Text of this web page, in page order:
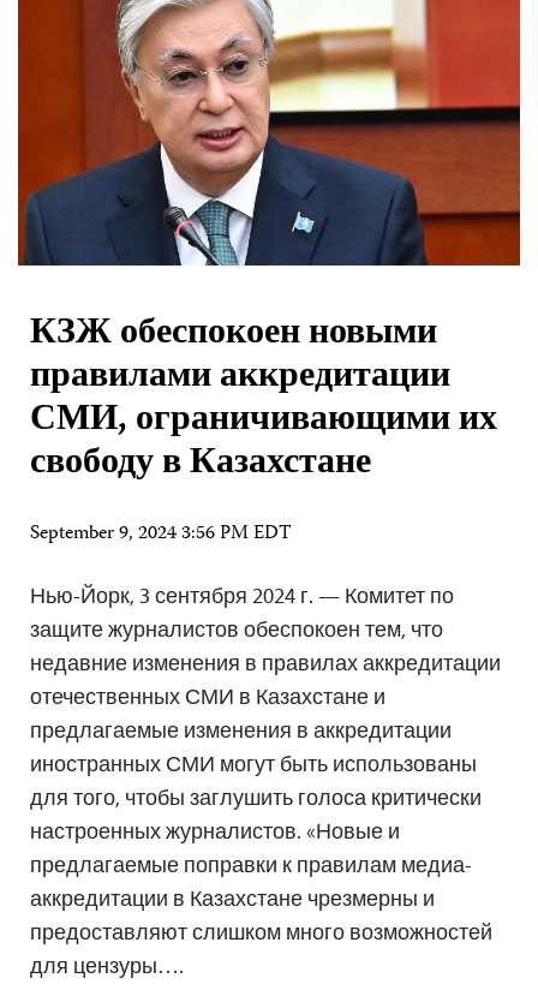
КЗЖ обеспокоен новыми
правилами аккредитации
СМИ, ограничивающими их
свободу в Казахстане
September 9, 2024 3:56 PM EDT
Нью-Йорк, 3 сентября 2024 г. — Комитет по
защите журналистов обеспокоен тем, что
недавние изменения в правилах аккредитации
отечественных СМИ в Казахстане и
предлагаемые изменения в аккредитации
иностранных СМИ могут быть использованы
для того, чтобы заглушить голоса критически
настроенных журналистов. «Новые и
предлагаемые поправки к правилам медиа-
аккредитации в Казахстане чрезмерны и
предоставляют слишком много возможностей
для цензуры….